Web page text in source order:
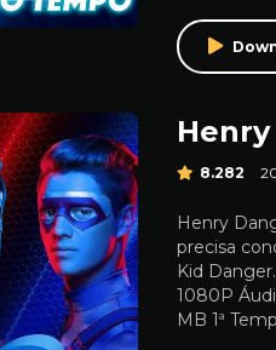
8.282
Henry
precisa
Kid
1080P
MB 1ª